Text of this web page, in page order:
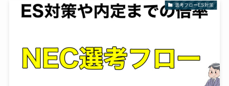
選考フローES対策